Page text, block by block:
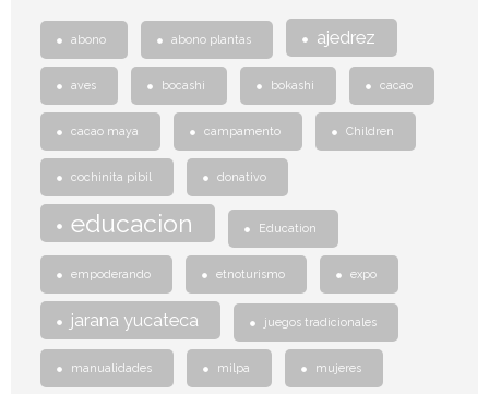
abono abono plantas ajedrez
aves bocashi bokashi cacao
cacao maya campamento Children
cochinita pibil donativo
educacion Education
empoderando etnoturismo expo
jarana yucateca juegos tradicionales
manualidades milpa mujeres